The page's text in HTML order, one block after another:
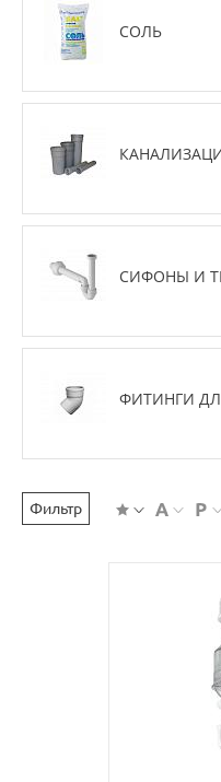
СОЛЬ
СИФОНЫ И
ФИТИНГИ
Фильтр